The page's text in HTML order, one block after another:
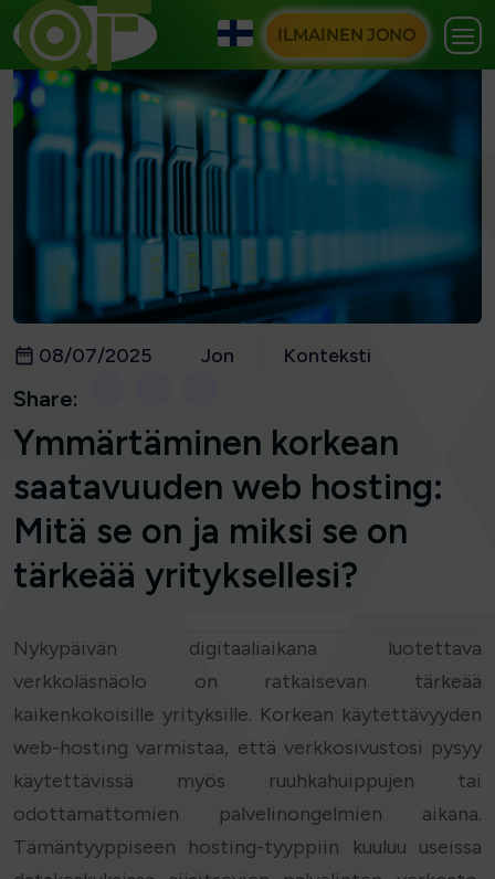
ILMAINEN JONO
08/07/2025 Jon Konteksti
Share:
Ymmärtäminen korkean
saatavuuden web hosting:
Mitä se on ja miksi se on
tärkeää yrityksellesi?
Nykypäivän digitaaliaikana luotettava
verkkoläsnäolo on ratkaisevan tärkeää
kaikenkokoisille yrityksille. Korkean käytettävyyden
web-hosting varmistaa, että verkkosivustosi pysyy
käytettävissä myös ruuhkahuippujen tai
odottamattomien palvelinongelmien aikana.
Tämäntyyppiseen hosting-tyyppiin kuuluu useissa